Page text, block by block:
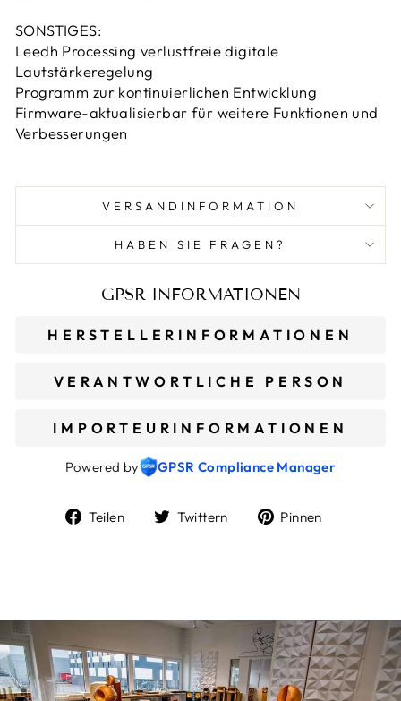
SONSTIGES:
Leedh Processing verlustfreie digitale
Lautstärkeregelung
Programm zur kontinuierlichen Entwicklung
Firmware-aktualisierbar für weitere Funktionen und
Verbesserungen
VERSANDINFORMATION
HABEN SIE FRAGEN?
GPSR INFORMATIONEN
HERSTELLERINFORMATIONEN
VERANTWORTLICHE PERSON
IMPORTEURINFORMATIONEN
Powered by GPSR Compliance Manager
Teilen
Auf
Twittern
Auf
Pinnen